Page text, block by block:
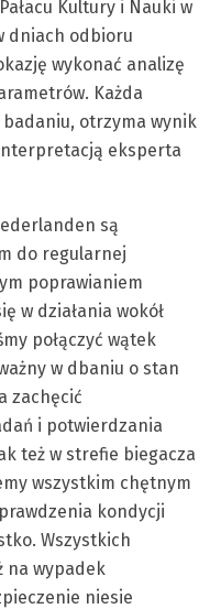
Kultury i Nauki w
dniach odbioru
wykonać analizę
Każda
badaniu, otrzyma wynik
eksperta
są
do regularnej
poprawianiem
w działania wokół
połączyć wątek
w dbaniu o stan
zachęcić
i potwierdzania
też w strefie biegacza
wszystkim chętnym
kondycji
Wszystkich
na wypadek
niesie